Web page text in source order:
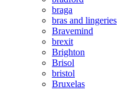
braga
bras and lingeries
Bravemind
brexit
Brighton
Brisol
bristol
Bruxelas